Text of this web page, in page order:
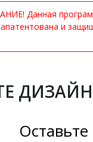
Данная
и